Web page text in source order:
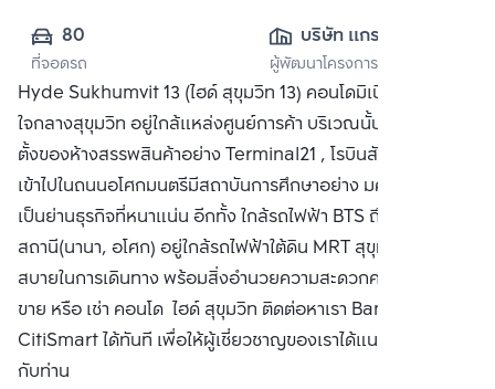
80
ที่จอดรถ
บริษัท เเกรนด์ เเอส
เซท โฮเทล เเอนด์
พรอพเพอตี้ จำกัด
(มหาชน)
ผู้พัฒนาโครงการ
Hyde Sukhumvit 13 (ไฮด์ สุขุมวิท 13) คอนโดมิเนียมหรูหรา
ใจกลางสุขุมวิท อยู่ใกล้แหล่งศูนย์การค้า บริเวณนั้นเป็นแหล่งที่
ตั้งของห้างสรรพสินค้าอย่าง Terminal21 , โรบินสัน และเมื่อ
เข้าไปในถนนอโศกมนตรีมีสถาบันการศึกษาอย่าง มศว. และยัง
เป็นย่านธุรกิจที่หนาแน่น อีกทั้ง ใกล้รถไฟฟ้า BTS ถึง 2
สถานี(นานา, อโศก) อยู่ใกล้รถไฟฟ้าใต้ดิน MRT สุขุมวิท สะดวก
สบายในการเดินทาง พร้อมสิ่งอำนวยความสะดวกครบครัน ซื้อ
ขาย หรือ เช่า คอนโด ไฮด์ สุขุมวิท ติดต่อหาเรา Bangkok
CitiSmart ได้ทันที เพื่อให้ผู้เชี่ยวชาญของเราได้แนะนำคอนโดให้
กับท่าน